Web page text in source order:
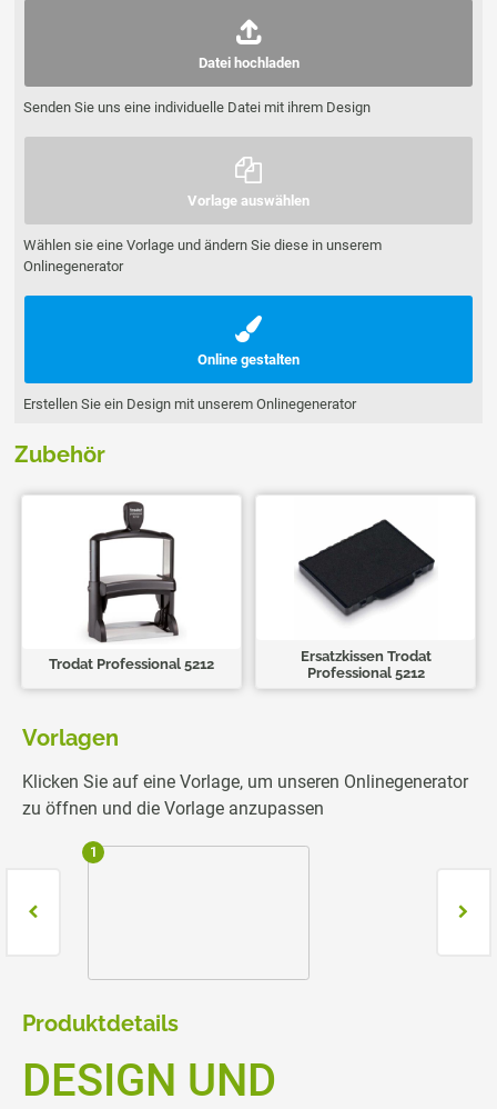
Datei hochladen
Senden Sie uns eine individuelle Datei mit ihrem Design
Vorlage auswählen
Wählen sie eine Vorlage und ändern Sie diese in unserem
Onlinegenerator
Online gestalten
Erstellen Sie ein Design mit unserem Onlinegenerator
Zubehör
Trodat Professional 5212
Ersatzkissen Trodat
Professional 5212
Vorlagen
Klicken Sie auf eine Vorlage, um unseren Onlinegenerator
zu öffnen und die Vorlage anzupassen
1
Produktdetails
DESIGN UND